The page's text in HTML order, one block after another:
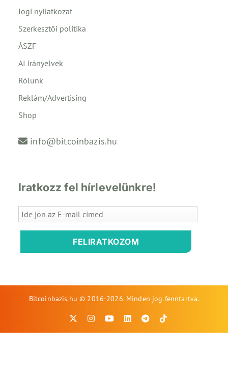
Jogi nyilatkozat
Szerkesztői politika
ÁSZF
AI irányelvek
Rólunk
Reklám/Advertising
Shop
info@bitcoinbazis.hu
Iratkozz fel hírlevelünkre!
FELIRATKOZOM
Bitcoinbazis.hu © 2016-2026. Minden jog fenntartva.